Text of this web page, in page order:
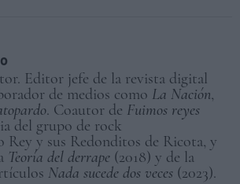
Editor jefe de la revista digital
de medios como La Nación,
. Coautor de Fuimos reyes
del grupo de rock
Rey y sus Redonditos de Ricota, y
Teoría del derrape (2018) y de la
Nada sucede dos veces (2023).